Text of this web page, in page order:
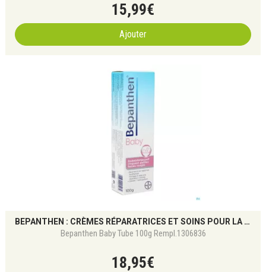
15,99€
Ajouter
BEPANTHEN : CRÈMES RÉPARATRICES ET SOINS POUR LA PEAU IRRITÉE
Bepanthen Baby Tube 100g Rempl.1306836
18,95€